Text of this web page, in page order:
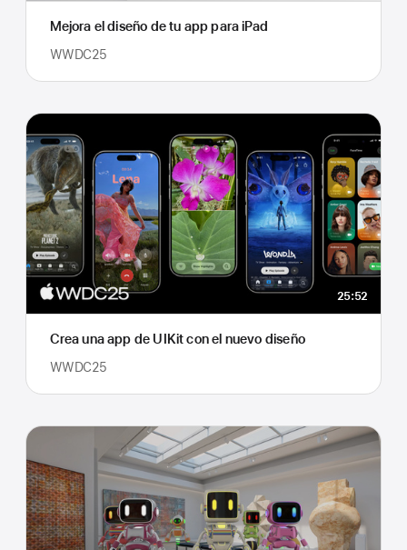
Mejora el diseño de tu app para iPad
WWDC25
25:52
Crea una app de UIKit con el nuevo diseño
WWDC25